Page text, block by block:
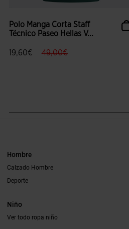
Polo Manga Corta Staff
Técnico Paseo Hellas V...
19,60€ label.price.reduced.from
49,00€label.price.to
3,3 sobre 5 de valoración de clientes
Hombre
Calzado Hombre
Deporte
Niño
Ver todo ropa niño